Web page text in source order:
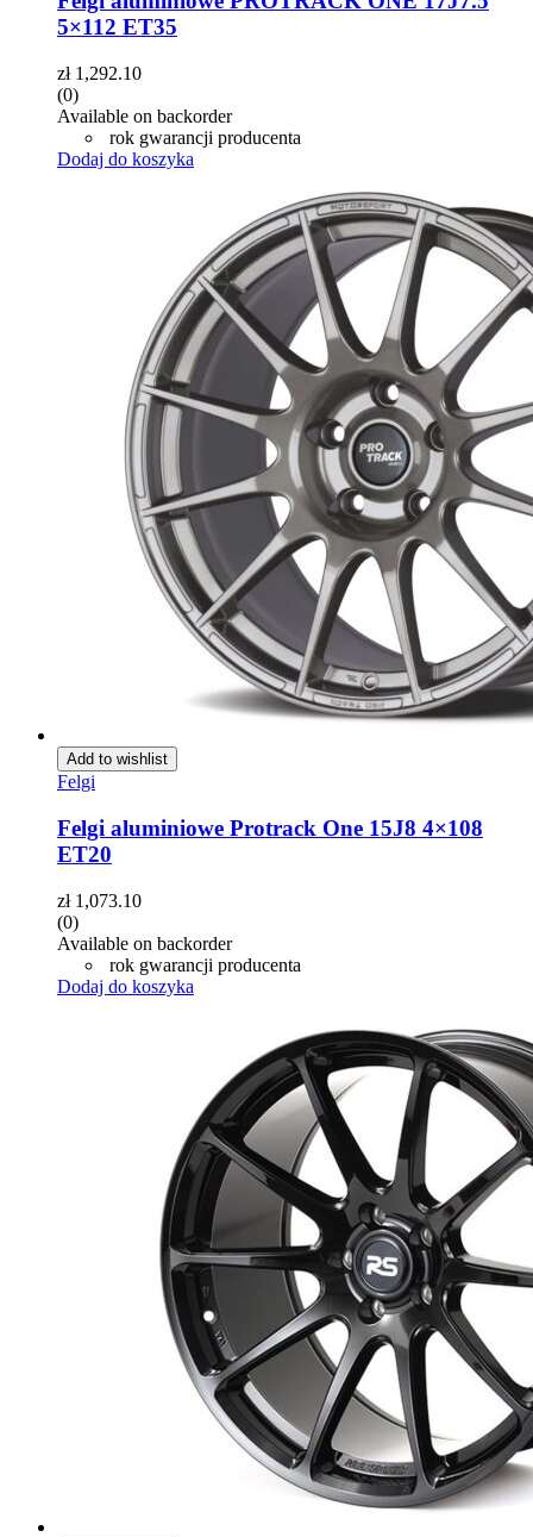
5×112 ET35
zł1,292.10
(0)
Available on backorder
rok gwarancji producenta
Dodaj do koszyka
Add to wishlist
Felgi
Felgi aluminiowe Protrack One 15J8 4×108
ET20
zł1,073.10
(0)
Available on backorder
rok gwarancji producenta
Dodaj do koszyka